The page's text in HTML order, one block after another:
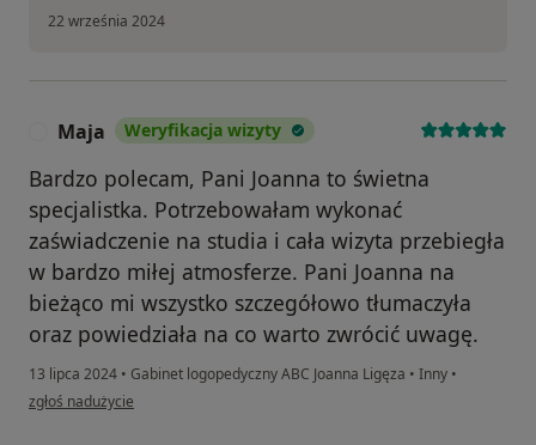
22 września 2024
Maja Weryfikacja wizyty
Bardzo polecam, Pani Joanna to świetna
specjalistka. Potrzebowałam wykonać
zaświadczenie na studia i cała wizyta przebiegła
w bardzo miłej atmosferze. Pani Joanna na
bieżąco mi wszystko szczegółowo tłumaczyła
oraz powiedziała na co warto zwrócić uwagę.
13 lipca 2024 • Gabinet logopedyczny ABC Joanna Ligęza • Inny •
w opinii użytkownika Maja
zgłoś nadużycie